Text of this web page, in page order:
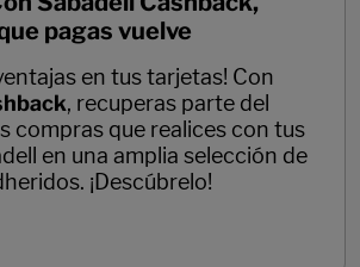
pagas vuelve
en tus tarjetas! Con
, recuperas parte del
compras que realices con tus
en una amplia selección de
¡Descúbrelo!